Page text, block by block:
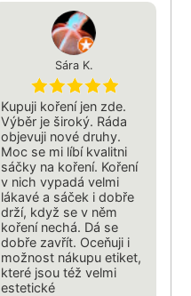
Sára K.
Kupuji koření jen zde.
Výběr je široký. Ráda
objevuji nové druhy.
Moc se mi líbí kvalitni
sáčky na koření. Koření
v nich vypadá velmi
lákavé a sáček i dobře
drží, když se v něm
koření nechá. Dá se
dobře zavřít. Oceňuji i
možnost nákupu etiket,
které jsou též velmi
estetické